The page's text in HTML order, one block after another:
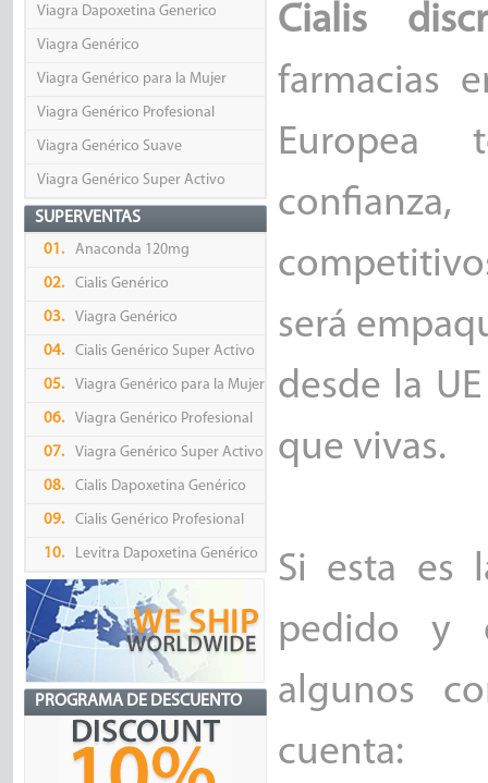
Viagra Dapoxetina Generico
Viagra Genérico
Viagra Genérico para la Mujer
Viagra Genérico Profesional
Viagra Genérico Suave
Viagra Genérico Super Activo
SUPERVENTAS
01. Anaconda 120mg
02. Cialis Genérico
03. Viagra Genérico
04. Cialis Genérico Super Activo
05. Viagra Genérico para la Mujer
06. Viagra Genérico Profesional
07. Viagra Genérico Super Activo
08. Cialis Dapoxetina Genérico
09. Cialis Genérico Profesional
10. Levitra Dapoxetina Genérico
PROGRAMA DE DESCUENTO
Cialis
farmacias
Europea
será
desde la
que vivas.
Si esta es
pedido y
algunos
cuenta: